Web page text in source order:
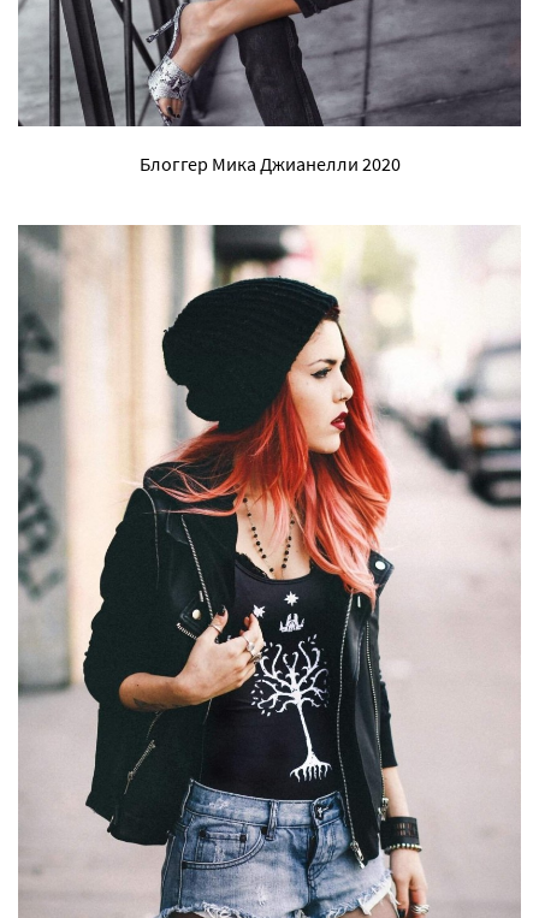
Блоггер Мика Джианелли 2020